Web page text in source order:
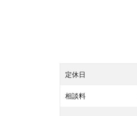
定休日
相談料